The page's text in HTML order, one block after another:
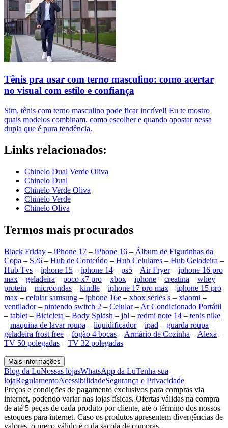
Tênis pra usar com terno masculino: como acertar
no visual com estilo e confiança
Sim, tênis com terno masculino pode ficar incrível! Eu te mostro
quais modelos combinam, como escolher e quando apostar nessa
dupla que é pura tendência.
Links relacionados:
Chinelo Dual Verde Oliva
Chinelo Dual
Chinelo Verde Oliva
Chinelo Verde
Chinelo Oliva
Termos mais procurados
Black Friday – iPhone 17 – iPhone 16 – Álbum de Figurinhas da
Copa – S26 – Hub de Conteúdo – Hub Celulares – Hub Geladeira –
Hub Tvs – iphone 15 – iphone 14 – ps5 – Air Fryer– iphone 16 pro
max – geladeira – poco x7 pro – xbox – iphone – creatina – whey
protein – microondas – kindle – iphone 17 pro max – iphone 15 pro
max – celular samsung – iphone 16e – xbox series s – xiaomi –
ventilador– nintendo switch 2 – Celular– Ar Condicionado Portátil
– tablet – Bicicleta – Body Splash – jbl – redmi note 14 – tenis nike
– maquina de lavar roupa – liquidificador– ipad – guarda roupa –
geladeira frost free – fogão 4 bocas – Armário de Cozinha – Alexa –
TV 50 polegadas – TV 32 polegadas
Mais informações
Blog da LuNossas lojasWhatsApp da LuTenha sua
lojaRegulamentoAcessibilidadeSegurança e Privacidade
Preços e condições de pagamento exclusivos para compras via
internet, podendo variar nas lojas físicas. Ofertas válidas na compra
de até 5 peças de cada produto por cliente, até o término dos nossos
estoques para internet. Caso os produtos apresentem divergências de